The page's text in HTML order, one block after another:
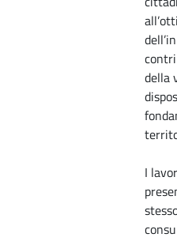
della
I